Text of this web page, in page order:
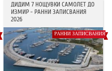
ДИДИМ 7 НОЩУВКИ САМОЛЕТ ДО
ИЗМИР - РАННИ ЗАПИСВАНИЯ
2026
РАННИ ЗАПИСВАНИЯ